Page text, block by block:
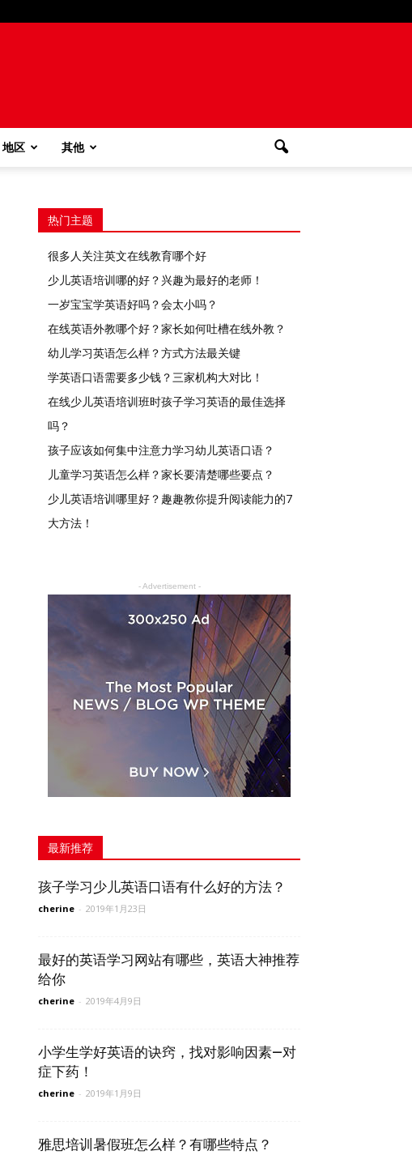
地区 其他
热门主题
很多人关注英文在线教育哪个好
少儿英语培训哪的好？兴趣为最好的老师！
一岁宝宝学英语好吗？会太小吗？
在线英语外教哪个好？家长如何吐槽在线外教？
幼儿学习英语怎么样？方式方法最关键
学英语口语需要多少钱？三家机构大对比！
在线少儿英语培训班时孩子学习英语的最佳选择
吗？
孩子应该如何集中注意力学习幼儿英语口语？
儿童学习英语怎么样？家长要清楚哪些要点？
少儿英语培训哪里好？趣趣教你提升阅读能力的7
大方法！
- Advertisement -
最新推荐
孩子学习少儿英语口语有什么好的方法？
cherine - 2019年1月23日
最好的英语学习网站有哪些，英语大神推荐
给你
cherine - 2019年4月9日
小学生学好英语的诀窍，找对影响因素—对
症下药！
cherine - 2019年1月9日
雅思培训暑假班怎么样？有哪些特点？